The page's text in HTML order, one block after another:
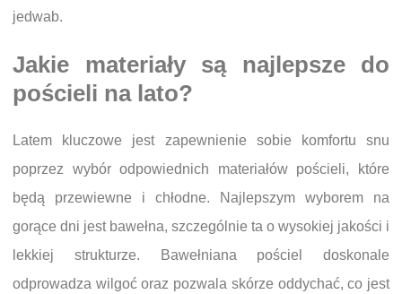
jedwab.
Jakie materiały są najlepsze do
pościeli na lato?
Latem kluczowe jest zapewnienie sobie komfortu snu
poprzez wybór odpowiednich materiałów pościeli, które
będą przewiewne i chłodne. Najlepszym wyborem na
gorące dni jest bawełna, szczególnie ta o wysokiej jakości i
lekkiej strukturze. Bawełniana pościel doskonale
odprowadza wilgoć oraz pozwala skórze oddychać, co jest